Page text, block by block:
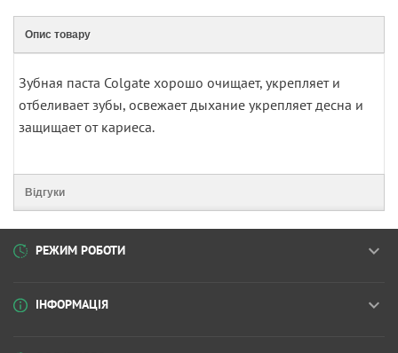
Опис товару
Зубная паста Colgate хорошо очищает, укрепляет и
отбеливает зубы, освежает дыхание укрепляет десна и
защищает от кариеса.
Відгуки
РЕЖИМ РОБОТИ
ІНФОРМАЦІЯ